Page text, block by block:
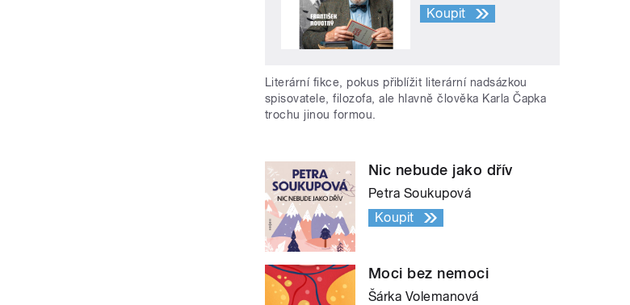
Koupit
Literární fikce, pokus přiblížit literární nadsázkou
spisovatele, filozofa, ale hlavně člověka Karla Čapka
trochu jinou formou.
Nic nebude jako dřív
Petra Soukupová
Koupit
Moci bez nemoci
Šárka Volemanová